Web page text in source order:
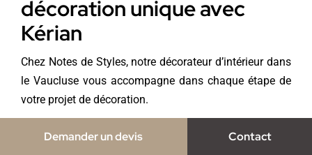
Demander un devis Contact
décoration unique avec
Kérian
Chez Notes de Styles, notre décorateur d’intérieur dans
le Vaucluse vous accompagne dans chaque étape de
votre projet de décoration.
Son expertise s’étend du choix des couleurs à la